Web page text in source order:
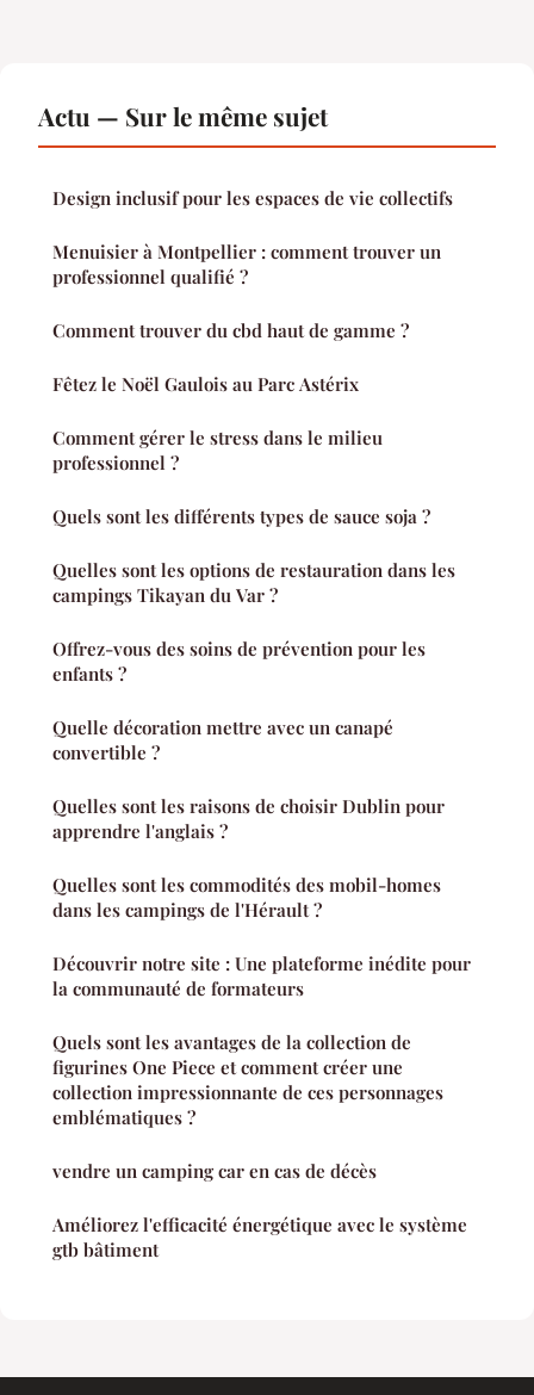
Actu — Sur le même sujet
Design inclusif pour les espaces de vie collectifs
Menuisier à Montpellier : comment trouver un
professionnel qualifié ?
Comment trouver du cbd haut de gamme ?
Fêtez le Noël Gaulois au Parc Astérix
Comment gérer le stress dans le milieu
professionnel ?
Quels sont les différents types de sauce soja ?
Quelles sont les options de restauration dans les
campings Tikayan du Var ?
Offrez-vous des soins de prévention pour les
enfants ?
Quelle décoration mettre avec un canapé
convertible ?
Quelles sont les raisons de choisir Dublin pour
apprendre l'anglais ?
Quelles sont les commodités des mobil-homes
dans les campings de l'Hérault ?
Découvrir notre site : Une plateforme inédite pour
la communauté de formateurs
Quels sont les avantages de la collection de
figurines One Piece et comment créer une
collection impressionnante de ces personnages
emblématiques ?
vendre un camping car en cas de décès
Améliorez l'efficacité énergétique avec le système
gtb bâtiment